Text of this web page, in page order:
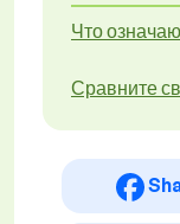
Что
Сравните